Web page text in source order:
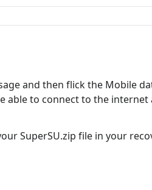
and then flick the Mobile
to connect to the
SuperSU.zip file in your